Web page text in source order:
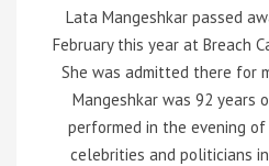
Lata Mangeshkar passed
February this year at Breach
She was admitted there for
Mangeshkar was 92 years
performed in the evening of
celebrities and politicians